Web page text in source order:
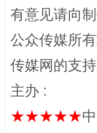
公平竞争审查“十
有意见请向
公众传媒所
传媒网的支
主办 :
★★★★★